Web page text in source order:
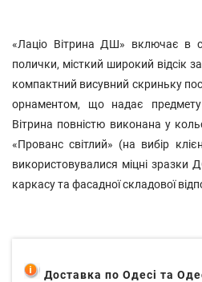
Доставка по Одесі та
«Лаціо Вітрина ДШ» включає в
полички, місткий широкий відсік
компактний висувний скриньку
орнаментом, що надає предмету
Вітрина повністю виконана у
«Прованс світлий» (на вибір
використовувалися міцні
каркасу та фасадної складової